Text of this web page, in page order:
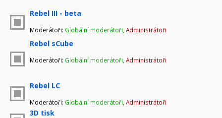
Rebel III - beta
Moderátoři: Globální moderátoři Administrátoři
Rebel sCube
Moderátoři: Globální moderátoři Administrátoři
Rebel LC
Moderátoři: Globální moderátoři Administrátoři
3D tisk